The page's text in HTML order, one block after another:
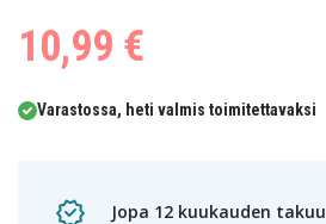
10,99 €
Varastossa, heti valmis toimitettavaksi
Jopa 12 kuukauden takuu